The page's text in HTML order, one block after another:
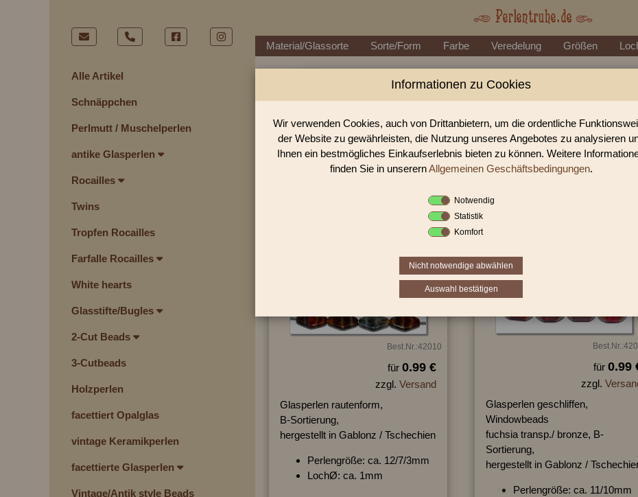
Alle Artikel
Schnäppchen
Perlmutt / Muschelperlen
antike Glasperlen
Rocailles
Twins
Tropfen Rocailles
Farfalle Rocailles
White hearts
Glasstifte/Bugles
2-Cut Beads
3-Cutbeads
Holzperlen
facettiert Opalglas
vintage Keramikperlen
facettierte Glasperlen
Vintage/Antik style Beads
Material/Glassorte Sorte/Form Farbe Veredelung Größen
Perlen Shop für Sonderangebote
In unserem Perlen Shop finden sie zahlreich Sonderangebote
Sie befinden sich in folgender
Sonderangebote
Best.Nr.:42010
für 0.99 €
zzgl. Versand
Glasperlen rautenform,
B-Sortierung,
hergestellt in Gablonz / Tschechien
Perlengröße: ca. 12/7/3mm
LochØ: ca. 1mm
für 0.99
zzgl.
Glasperlen geschliffen,
Windowbeads
fuchsia transp./ bronze, B-
Sortierung,
hergestellt in Gablonz /
Perlengröße: ca. 11/10mm
Informationen zu Cookies
Wir verwenden Cookies, auch von Drittanbietern, um die ordentliche
der Website zu gewährleisten, die Nutzung unseres Angebotes zu analysieren
Ihnen ein bestmögliches Einkaufserlebnis bieten zu können. Weitere
finden Sie in unserernAllgemeinen Geschäftsbedingungen.
Notwendig
Statistik
Komfort
Nicht notwendige abwählen
Auswahl bestätigen